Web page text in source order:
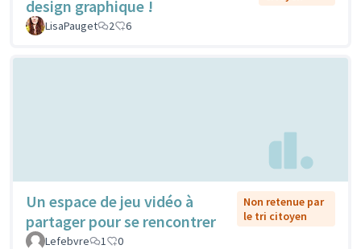
design graphique !
LisaPauget 2 6
Un espace de jeu vidéo à
partager pour se rencontrer
Non retenue par
le tri citoyen
Lefebvre
1 0